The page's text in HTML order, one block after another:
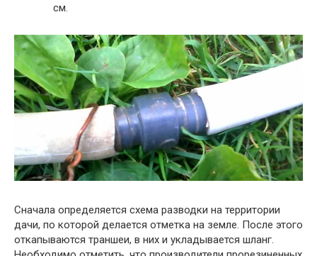
см.
Сначала определяется схема разводки на территории
дачи, по которой делается отметка на земле. После этого
откапываются траншеи, в них и укладывается шланг.